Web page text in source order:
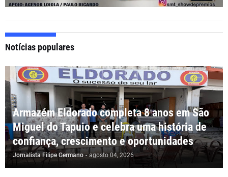
Notícias populares
Armazém Eldorado completa 8 anos em São
Miguel do Tapuio e celebra uma história de
confiança, crescimento e oportunidades
Jornalista Filipe Germano - agosto 04, 2026